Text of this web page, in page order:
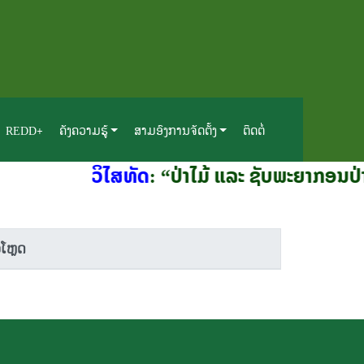
REDD+ ຄັງຄວາມຮູ້ ສາມອົງການຈັດຕັ້ງ ຕິດຕໍ່
ວິໄສທັດ: “ປ່າໄມ້ ແລະ ຊັບພະຍາກອນ
ຫຼດ